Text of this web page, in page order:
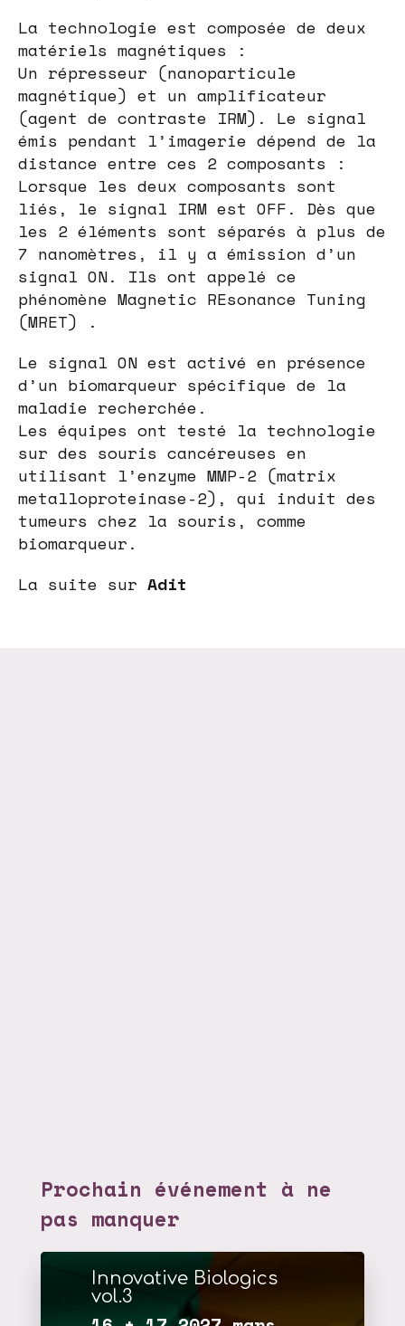
La technologie est composée de deux
matériels magnétiques :
Un répresseur (nanoparticule
magnétique) et un amplificateur
(agent de contraste IRM). Le signal
émis pendant l’imagerie dépend de la
distance entre ces 2 composants :
Lorsque les deux composants sont
liés, le signal IRM est OFF. Dès que
les 2 éléments sont séparés à plus de
7 nanomètres, il y a émission d’un
signal ON. Ils ont appelé ce
phénomène Magnetic REsonance Tuning
(MRET) .
Le signal ON est activé en présence
d’un biomarqueur spécifique de la
maladie recherchée.
Les équipes ont testé la technologie
sur des souris cancéreuses en
utilisant l’enzyme MMP-2 (matrix
metalloproteinase-2), qui induit des
tumeurs chez la souris, comme
biomarqueur.
La suite sur Adit
Prochain événement à ne
pas manquer
Innovative Biologics
vol.3